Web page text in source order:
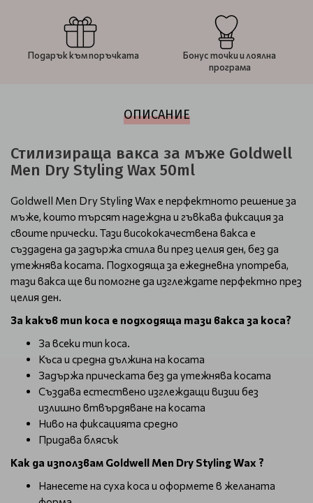
Подарък към поръчката
Бонус точки и лоялна
програма
ОПИСАНИЕ
Стилизираща вакса за мъже Goldwell
Men Dry Styling Wax 50ml
Goldwell Men Dry Styling Wax е перфектното решение за
мъже, които търсят надеждна и гъвкава фиксация за
своите прически. Тази висококачествена вакса е
създадена да задържа стила ви през целия ден, без да
утежнява косата. Подходяща за ежедневна употреба,
тази вакса ще ви помогне да изглеждате перфектно през
целия ден.
За какъв тип коса е подходяща тази вакса за коса?
За всеки тип коса.
Къса и средна дължина на косата
Задържа прическата без да утежнява косата
Създава естествено изглеждащи визии без
излишно втвърдяване на косата
Ниво на фиксацията средно
Придава блясък
Как да използвам Goldwell Men Dry Styling Wax ?
Нанесете на суха коса и оформете в желаната